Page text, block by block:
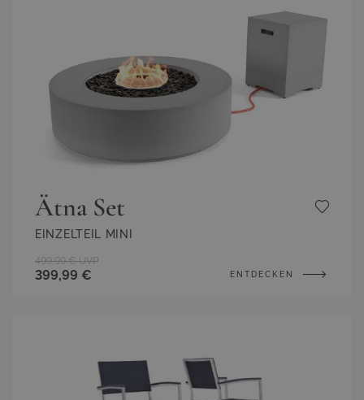
Ätna Set
EINZELTEIL MINI
399,99 €
499,99 € UVP
ENTDECKEN